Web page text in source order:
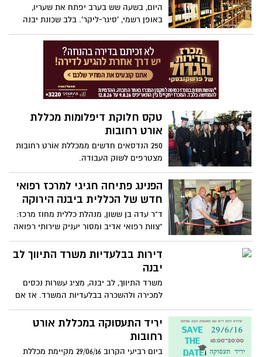
היום, בשעה שש בערב יפתח את שעריו,
באופן רשמי, 'סיגר-ליקר'. בלב שכונת יבנה
הירוקה, במתחם קרסו, תוכלו למצוא מגוון של
סיגרים, הגדול ביותר בארץ, כל סוגי הטבק
ומבחר של אלכוהול. בערב הפתיחה יוכלו
המבקרים ליהנות מבר אלכוהול חינם שיכלול,
בין היתר, את כל סוגי הוויסקי הבירות
מהחבית והקוקטיילים המיוחדים. החנות
מעשני הסיגרים ואפשר לשתות בו כוסית
ליהנות מהאווירה המיוחדת והקונספט
הייחודי. סיגר וליקר, הנחשול 22, מרכז קרסו,
יבנה. טל: 08-8699909
טקס חלוקת דיפלומות מכללת
אורט רחובות
250 הנדסאים חדשים ממכללת אורט רחובות
מצטרפים לשוק העבודה.
הפנינג פתיחה חגיגי למרכז רפואי
חדש של הכללית ביבנה הירוקה
ד"ר עדה בן ששון, מנהלת כללית מחוז מרכז:
"צוות רפואי אדיב ומסור יעניק שירותי רפואה
במתחם חדש ואיכותי המותאם לצורכי
הלקוחות"
דירות בבלעדיות משרד התיווך לב
יבנה
משרד התיווך, לב יבנה, מציג עשרות נכסים
למכירה ולהשכרה בבלעדיות המשרד. אז אם
אתם בדרך לנכס הבא שלכם, תעצרו בתיווך לב
יבנה ותצאו עם מפתחות לבית החדש שלכם.
יריד התעסוקה במכללת אורט
רחובות
ביום רביעי הקרוב 29/06/16 מקיימת מכללת